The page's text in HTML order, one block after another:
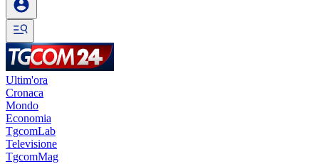
Ultim'ora
Cronaca
Mondo
Economia
TgcomLab
Televisione
TgcomMag